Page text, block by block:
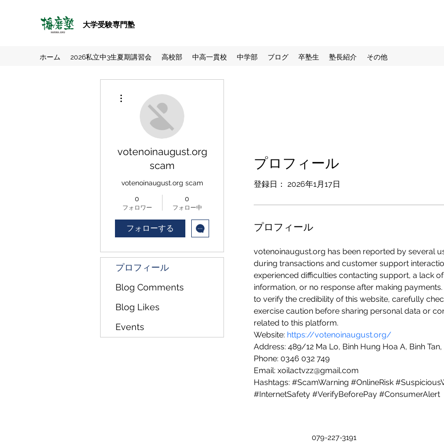
大学受験専門塾
ホーム 2026私立中3生夏期講習会 高校部 中高一貫校 中学部 ブログ 卒塾生 塾長紹介 その他
プロフィール
登録日： 2026年1月17日
プロフィール
votenoinaugust.org has been reported by several
during transactions and customer support
experienced difficulties contacting support, a lack
information, or no response after making
to verify the credibility of this website, carefully
exercise caution before sharing personal data or
related to this platform.
Website: https://votenoinaugust.org/
Address: 489/12 Ma Lo, Binh Hung Hoa A, Binh
Phone: 0346 032 749
Email: xoilactvzz@gmail.com
Hashtags: #ScamWarning #OnlineRisk
#InternetSafety #VerifyBeforePay #ConsumerAlert
votenoinaugust.org
scam
votenoinaugust.org scam
0
フォロワー
0
フォロー中
フォローする
プロフィール
Blog Comments
Blog Likes
Events
079-227-3191